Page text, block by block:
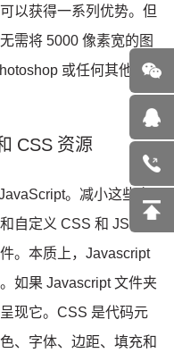
以获得一系列优势。但
需将 5000 像素宽的图
或任何其他图像
CSS 资源
。 减小这些文
自定义 CSS 和 JS 文
。本质上，Javascript
如果 Javascript 文件夹
现它。CSS 是代码元
、字体、边距、填充和